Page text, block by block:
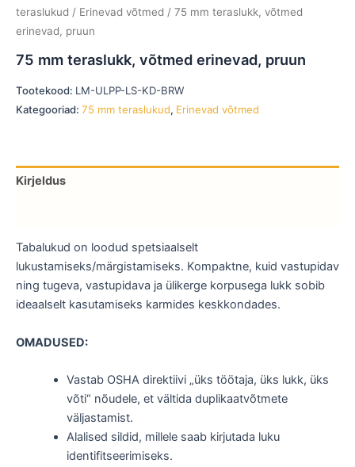
teraslukud / Erinevad võtmed / 75 mm teraslukk, võtmed
erinevad, pruun
75 mm teraslukk, võtmed erinevad, pruun
Tootekood: LM-ULPP-LS-KD-BRW
Kategooriad: 75 mm teraslukud, Erinevad võtmed
Kirjeldus
Tabalukud on loodud spetsiaalselt
lukustamiseks/märgistamiseks. Kompaktne, kuid vastupidav
ning tugeva, vastupidava ja ülikerge korpusega lukk sobib
ideaalselt kasutamiseks karmides keskkondades.
OMADUSED:
Vastab OSHA direktiivi „üks töötaja, üks lukk, üks
võti“ nõudele, et vältida duplikaatvõtmete
väljastamist.
Alalised sildid, millele saab kirjutada luku
identifitseerimiseks.